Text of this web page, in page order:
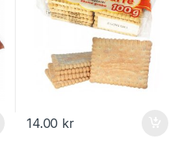
14.00 kr